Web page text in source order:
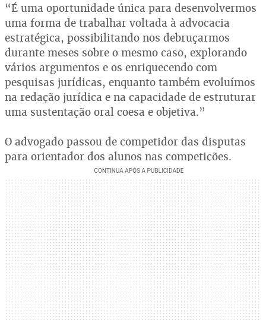
“É uma oportunidade única para desenvolvermos
uma forma de trabalhar voltada à advocacia
estratégica, possibilitando nos debruçarmos
durante meses sobre o mesmo caso, explorando
vários argumentos e os enriquecendo com
pesquisas jurídicas, enquanto também evoluímos
na redação jurídica e na capacidade de estruturar
uma sustentação oral coesa e objetiva.”
O advogado passou de competidor das disputas
para orientador dos alunos nas competições.